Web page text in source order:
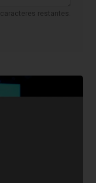
caracteres restantes.